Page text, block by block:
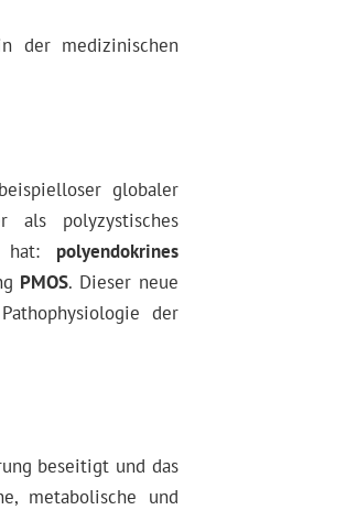
der medizinischen
globaler
als polyzystisches
hat: polyendokrines
PMOS. Dieser neue
der
beseitigt und das
metabolische und